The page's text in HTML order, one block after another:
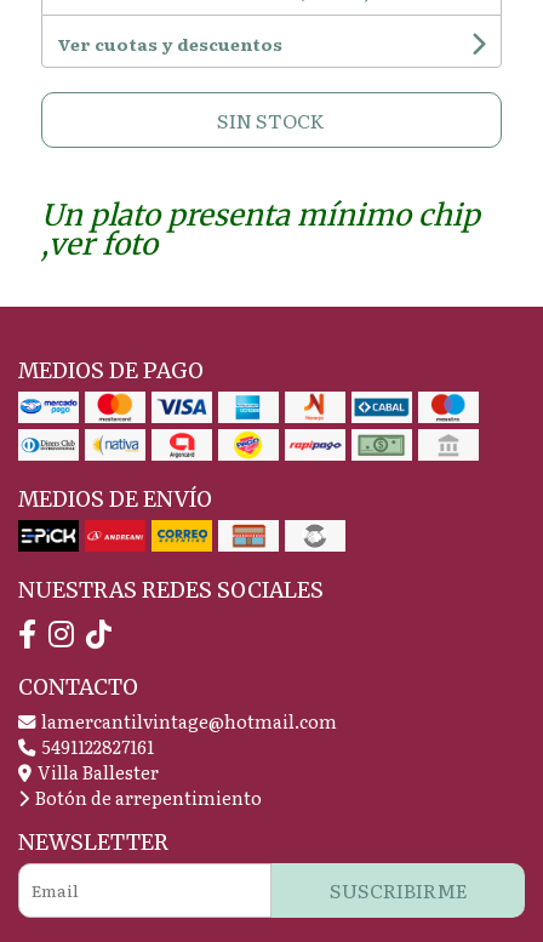
Ver cuotas y descuentos
SIN STOCK
Un plato presenta mínimo chip
,ver foto
MEDIOS DE PAGO
MEDIOS DE ENVÍO
NUESTRAS REDES SOCIALES
CONTACTO
lamercantilvintage@hotmail.com
5491122827161
Villa Ballester
Botón de arrepentimiento
NEWSLETTER
SUSCRIBIRME